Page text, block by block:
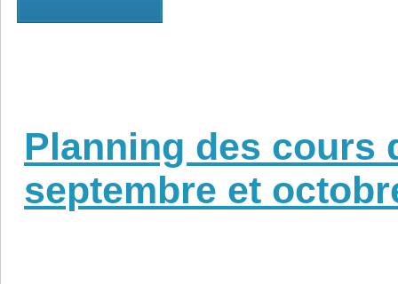
Planning des cours
septembre et